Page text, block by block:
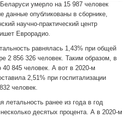
умерло на 15 987 человек
данные опубликованы в сборнике,
научно-практический центр
Еврорадио.
равнялась 1,43% при общей
2 856 326 человек. Таким образом, в
845 человек. А вот в 2020-м
2,51% при госпитализации
человек.
летальность ранее из года в год
десятых процента. А в 2020-м